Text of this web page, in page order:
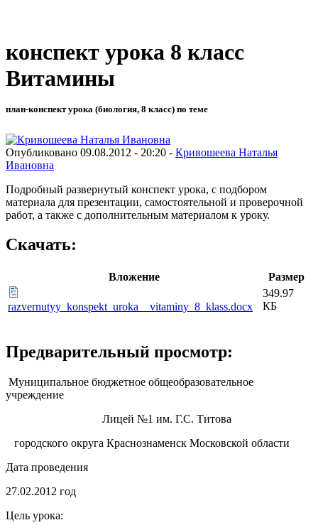
конспект урока 8 класс
Витамины
план-конспект урока (биология, 8 класс) по теме
Опубликовано 09.08.2012 - 20:20 - Кривошеева Наталья
Ивановна
Подробный развернутый конспект урока, с подбором
материала для презентации, самостоятельной и проверочной
работ, а также с дополнительным материалом к уроку.
Скачать:
Вложение Размер
razvernutyy_konspekt_uroka__vitaminy_8_klass.docx
349.97
КБ
Предварительный просмотр:
Муниципальное бюджетное общеобразовательное
учреждение
Лицей №1 им. Г.С. Титова
городского округа Краснознаменск Московской области
Дата проведения
27.02.2012 год
Цель урока: